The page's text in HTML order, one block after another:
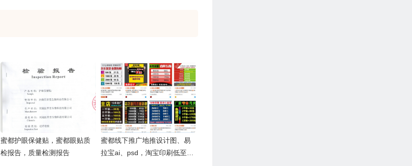
蜜都护眼保健贴，蜜都眼贴质
检报告，质量检测报告
蜜都线下推广地推设计图、易
拉宝ai、psd，淘宝印刷低至2